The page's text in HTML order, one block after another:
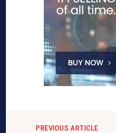
PREVIOUS ARTICLE